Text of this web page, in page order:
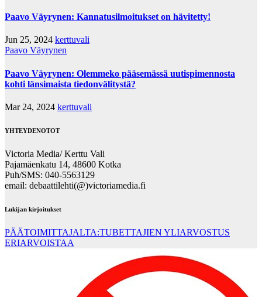
Paavo Väyrynen: Kannatusilmoitukset on hävitetty!
Jun 25, 2024 kerttuvali
Paavo Väyrynen
Paavo Väyrynen: Olemmeko pääsemässä uutispimennosta
kohti länsimaista tiedonvälitystä?
Mar 24, 2024 kerttuvali
YHTEYDENOTOT
Victoria Media/ Kerttu Vali
Pajamäenkatu 14, 48600 Kotka
Puh/SMS: 040-5563129
email: debaattilehti(@)victoriamedia.fi
Lukijan kirjoitukset
PÄÄTOIMITTAJALTA:TUBETTAJIEN YLIARVOSTUS
ERIARVOISTAA